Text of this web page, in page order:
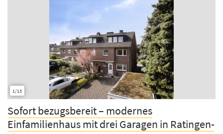
1/13
Sofort bezugsbereit – modernes
Einfamilienhaus mit drei Garagen in Ratingen-